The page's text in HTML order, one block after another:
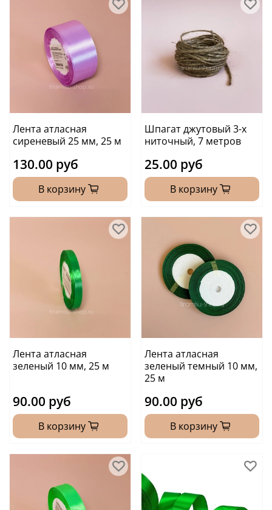
Лента атласная
сиреневый 25 мм, 25 м
130.00 руб
В корзину
Шпагат джутовый 3-х
ниточный, 7 метров
25.00 руб
В корзину
Лента атласная
зеленый 10 мм, 25 м
90.00 руб
В корзину
Лента атласная
зеленый темный 10 мм,
25 м
90.00 руб
В корзину